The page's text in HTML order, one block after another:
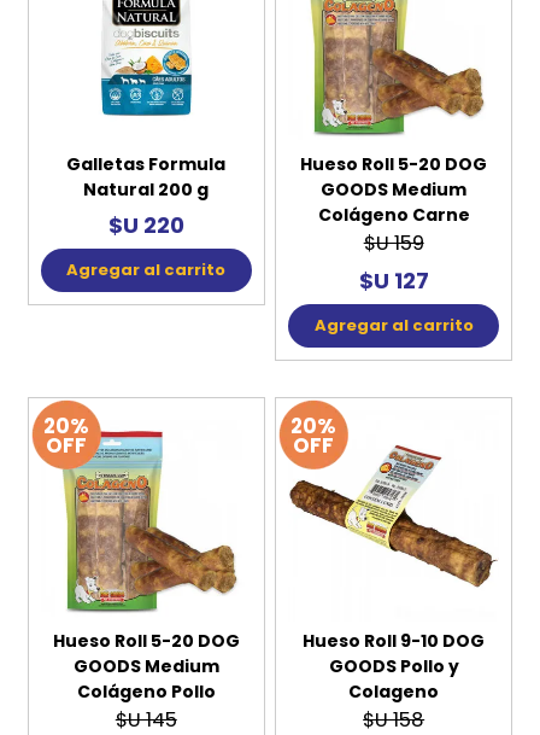
Galletas Formula
Natural 200 g
$U 220
Agregar al carrito
Hueso Roll 5-20 DOG
GOODS Medium
Colágeno Carne
$U 159
$U 127
Agregar al carrito
20%
OFF
Hueso Roll 5-20 DOG
GOODS Medium
Colágeno Pollo
$U 145
20%
OFF
Hueso Roll 9-10 DOG
GOODS Pollo y
Colageno
$U 158